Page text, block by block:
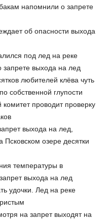
напомнили о запрете
об опасности выхода
под лед на реке
выхода на лед
любителей клёва чуть
собственной глупости
проводит проверку
выхода на лед,
озере десятки
температуры в
выхода на лед
удочки. Лед на реке
на запрет выходят на